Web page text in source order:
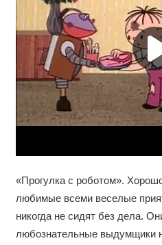
«Прогулка с роботом».
любимые всеми веселые
никогда не сидят без дела.
любознательные выдумщики